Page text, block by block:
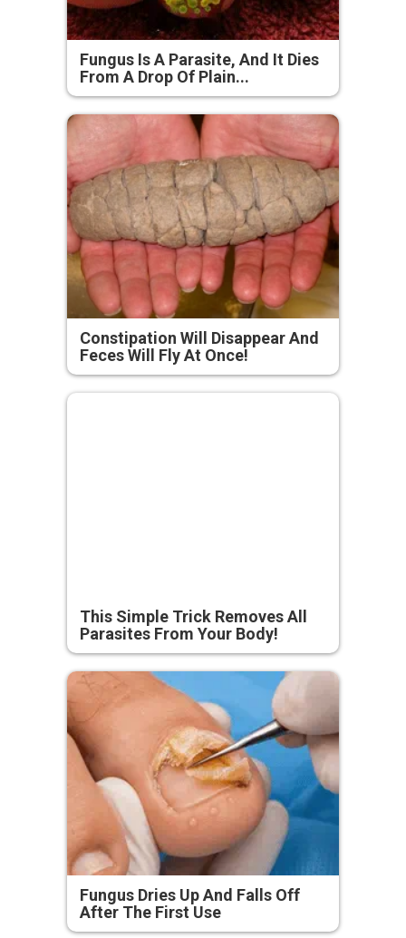
Fungus Is A Parasite, And It Dies
From A Drop Of Plain...
Constipation Will Disappear And
Feces Will Fly At Once!
This Simple Trick Removes All
Parasites From Your Body!
Fungus Dries Up And Falls Off
After The First Use